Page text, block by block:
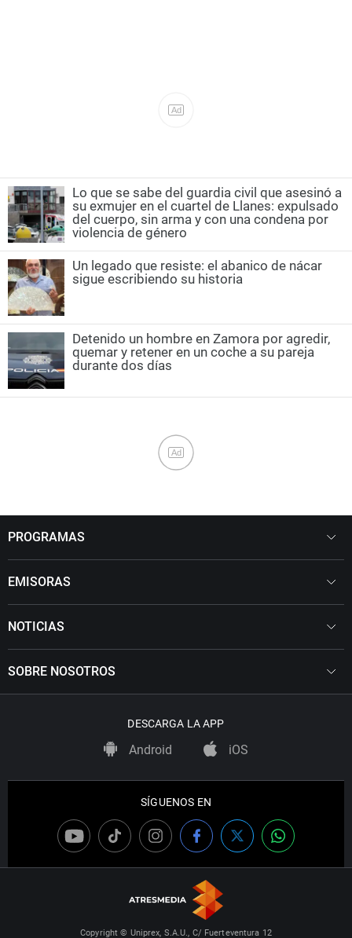
Lo que se sabe del guardia civil que asesinó a
su exmujer en el cuartel de Llanes: expulsado
del cuerpo, sin arma y con una condena por
violencia de género
Un legado que resiste: el abanico de nácar
sigue escribiendo su historia
Detenido un hombre en Zamora por agredir,
quemar y retener en un coche a su pareja
durante dos días
Ad
PROGRAMAS
EMISORAS
NOTICIAS
SOBRE NOSOTROS
DESCARGA LA APP
Android iOS
SÍGUENOS EN
Copyright © Uniprex, S.A.U., C/ Fuerteventura 12